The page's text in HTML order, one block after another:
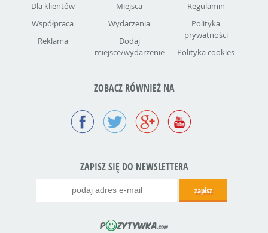
Dla klientów
Współpraca
Reklama
Miejsca
Wydarzenia
Dodaj
miejsce/wydarzenie
Regulamin
Polityka
prywatności
Polityka cookies
ZOBACZ RÓWNIEŻ NA
ZAPISZ SIĘ DO NEWSLETTERA